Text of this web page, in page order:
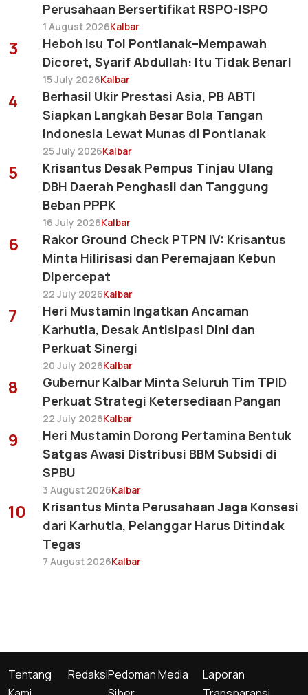
Perusahaan Bersertifikat RSPO-ISPO
1 August 2026Kalbar
3
Heboh Isu Tol Pontianak–Mempawah
Dicoret, Syarif Abdullah: Itu Tidak Benar!
15 July 2026Kalbar
4
Berhasil Ukir Prestasi Asia, PB ABTI
Siapkan Langkah Besar Bola Tangan
Indonesia Lewat Munas di Pontianak
25 July 2026Kalbar
5
Krisantus Desak Pempus Tinjau Ulang
DBH Daerah Penghasil dan Tanggung
Beban PPPK
16 July 2026Kalbar
6
Rakor Ground Check PTPN IV: Krisantus
Minta Hilirisasi dan Peremajaan Kebun
Dipercepat
22 July 2026Kalbar
7
Heri Mustamin Ingatkan Ancaman
Karhutla, Desak Antisipasi Dini dan
Perkuat Sinergi
20 July 2026Kalbar
8
Gubernur Kalbar Minta Seluruh Tim TPID
Perkuat Strategi Ketersediaan Pangan
22 July 2026Kalbar
9
Heri Mustamin Dorong Pertamina Bentuk
Satgas Awasi Distribusi BBM Subsidi di
SPBU
3 August 2026Kalbar
10
Krisantus Minta Perusahaan Jaga Konsesi
dari Karhutla, Pelanggar Harus Ditindak
Tegas
7 August 2026Kalbar
Tentang
RedaksiPedoman Media
Laporan